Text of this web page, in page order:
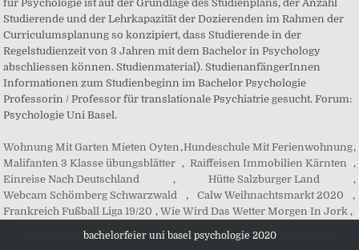
Wohnung Mit Garten Mieten Oyten ,Hundeschule Mit Ferienwohnung,
Malifanten 3 Klasse übungsblätter , Raiffeisen Immobilien Kärnten
,
Einreise Nach Deutschland
, Hütte Salzburger Land
,
Webcam Schömberg Schwarzwald
, Calw Weihnachtsmarkt 2020
,
Frankreich Fußball Liga 19/20 , Wie Wird Das Wetter Morgen In Jork ,
bachelorfeier uni basel psychologie 2020